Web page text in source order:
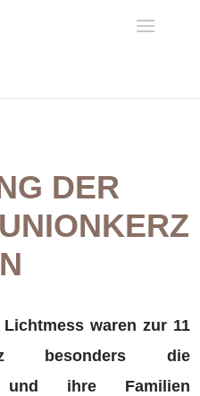
DER
waren zur 11
besonders die
und ihre Familien